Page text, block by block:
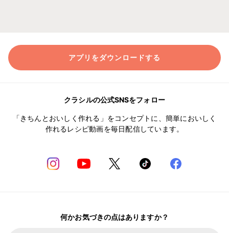
アプリをダウンロードする
クラシルの公式SNSをフォロー
「きちんとおいしく作れる」をコンセプトに、簡単においしく
作れるレシピ動画を毎日配信しています。
何かお気づきの点はありますか？